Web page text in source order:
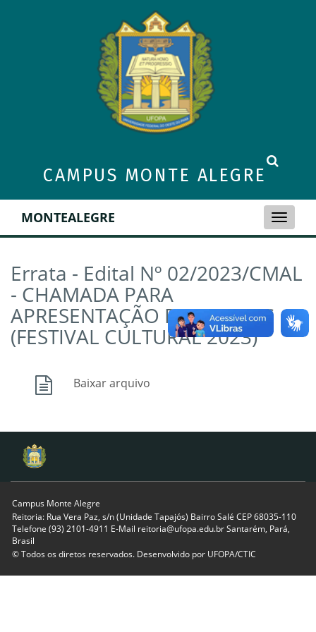
CAMPUS MONTE ALEGRE
Toggle
MONTEALEGRE
Errata - Edital Nº 02/2023/CMAL
- CHAMADA PARA
APRESENTAÇÃO DE POEMAS
(FESTIVAL CULTURAL 2023)
Baixar arquivo
Campus Monte Alegre
Reitoria: Rua Vera Paz, s/n (Unidade Tapajós) Bairro Salé CEP 68035-110
Telefone (93) 2101-4911 E-Mail reitoria@ufopa.edu.br Santarém, Pará,
Brasil
© Todos os diretos reservados. Desenvolvido por UFOPA/CTIC